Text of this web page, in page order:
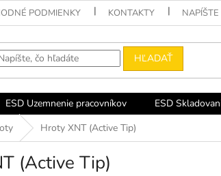
PODMIENKY KONTAKTY
HĽADAŤ
ESD Uzemnenie pracovníkov ESD
Hroty XNT (Active Tip)
(Active Tip)